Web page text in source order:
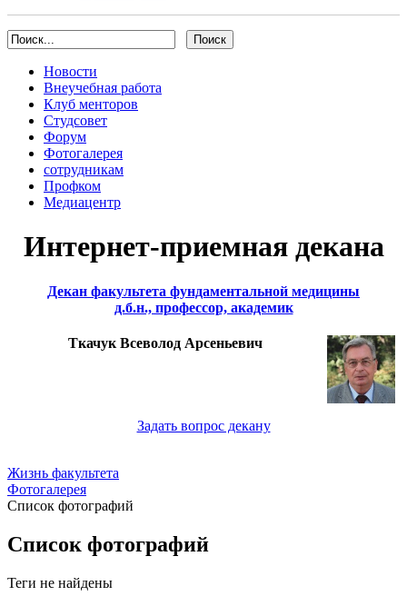
Новости
Внеучебная работа
Клуб менторов
Студсовет
Форум
Фотогалерея
сотрудникам
Профком
Медиацентр
Интернет-приемная декана
Декан факультета фундаментальной медицины
д.б.н., профессор, академик
Ткачук Всеволод Арсеньевич
Задать вопрос декану
Жизнь факультета
Фотогалерея
Список фотографий
Список фотографий
Теги не найдены